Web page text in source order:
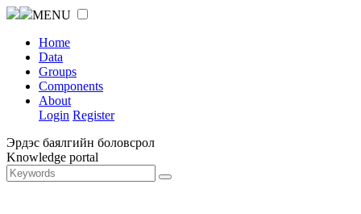
MENU
Home
Data
Groups
Components
About
Login Register
Эрдэс баялгийн боловсрол
Knowledge portal